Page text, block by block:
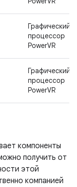
Графический
процессор
PowerVR
Графический
процессор
PowerVR
компоненты
получить от
этой
компанией